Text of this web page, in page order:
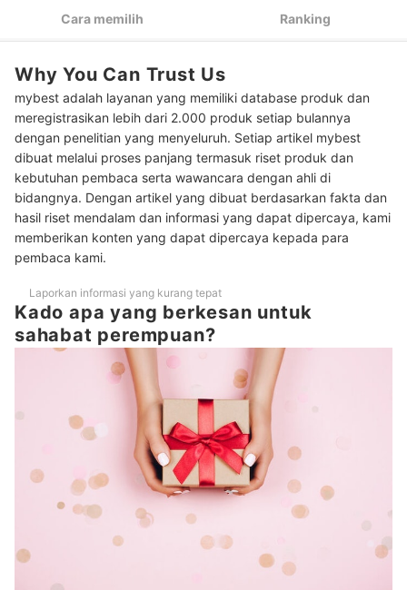
Untuk sahabat yang menikah, carikan barang couple atau
4
Jika bingung, pilih paket gift set yang harganya terjangkau
dan sudah satu paket dengan bungkus
10 Rekomendasi kado terbaik untuk sahabat perempuan
Baca juga rekomendasi kado ulang tahun lainnya di sini
Cara memilih Ranking
Why You Can Trust Us
mybest adalah layanan yang memiliki database produk dan
meregistrasikan lebih dari 2.000 produk setiap bulannya
dengan penelitian yang menyeluruh. Setiap artikel mybest
dibuat melalui proses panjang termasuk riset produk dan
kebutuhan pembaca serta wawancara dengan ahli di
bidangnya. Dengan artikel yang dibuat berdasarkan fakta dan
hasil riset mendalam dan informasi yang dapat dipercaya, kami
memberikan konten yang dapat dipercaya kepada para
pembaca kami.
Laporkan informasi yang kurang tepat
Kado apa yang berkesan untuk
sahabat perempuan?